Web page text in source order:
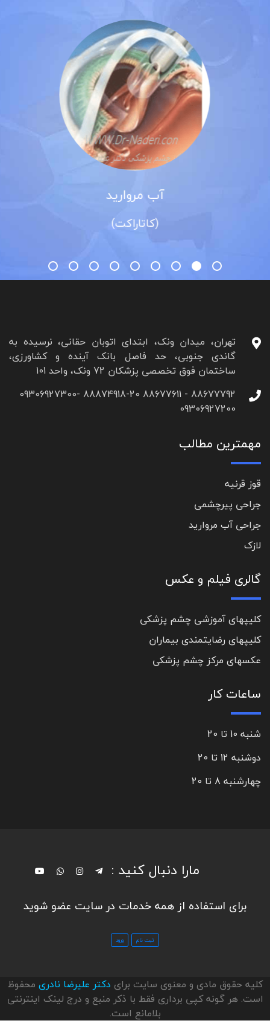
آب مروارید
(کاتاراکت)
تهران، میدان ونک، ابتدای اتوبان حقانی، نرسیده به
گاندی جنوبی، حد فاصل بانک آینده و کشاورزی،
ساختمان فوق تخصصی پزشکان 72 ونک، واحد 101
88677792 - 88677611 88874918-20 09306927300-
09306927200
مهمترین مطالب
قوز قرنیه
جراحی پیرچشمی
جراحی آب مروارید
لازک
گالری فیلم و عکس
کلیپهای آموزشی چشم پزشکی
کلیپهای رضایتمندی بیماران
عکسهای مرکز چشم پزشکی
ساعات کار
شنبه 10 تا 20
دوشنبه 12 تا 20
چهارشنبه 8 تا 20
مارا دنبال کنید :
برای استفاده از همه خدمات در سایت عضو شوید
کلیه حقوق مادی و معنوی سایت برای دکتر علیرضا نادری محفوظ
است. هر گونه کپی برداری فقط با ذکر منبع و درج لینک اینترنتی
بلامانع است.